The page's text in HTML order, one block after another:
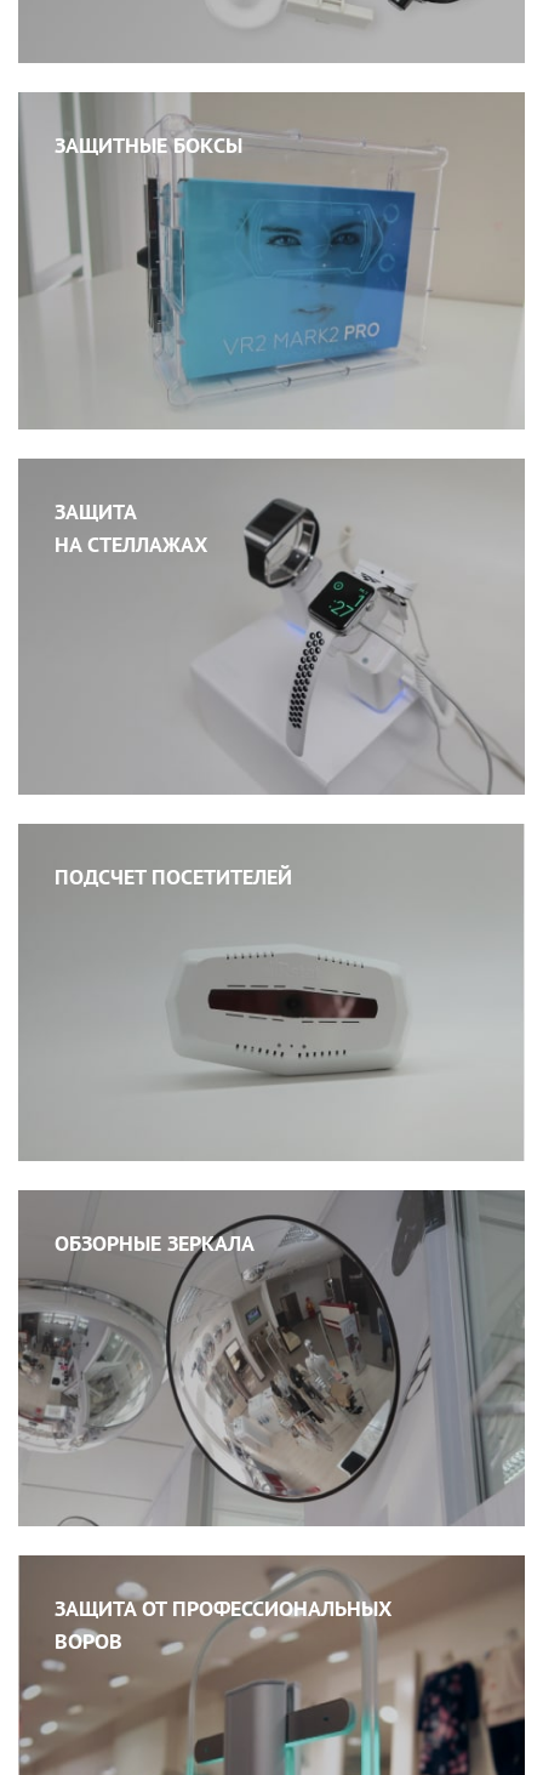
ЗАЩИТНЫЕ БОКСЫ
ЗАЩИТА
НА СТЕЛЛАЖАХ
ПОДСЧЕТ ПОСЕТИТЕЛЕЙ
ОБЗОРНЫЕ ЗЕРКАЛА
ЗАЩИТА ОТ ПРОФЕССИОНАЛЬНЫХ
ВОРОВ